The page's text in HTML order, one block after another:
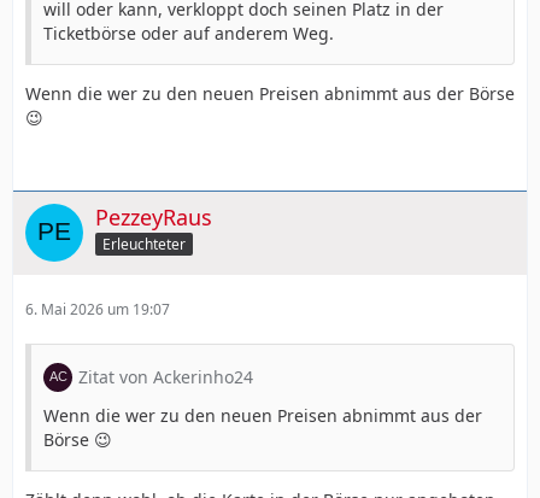
will oder kann, verkloppt doch seinen Platz in der
Ticketbörse oder auf anderem Weg.
Wenn die wer zu den neuen Preisen abnimmt aus der Börse
😉
PezzeyRaus
Erleuchteter
6. Mai 2026 um 19:07
Zitat von Ackerinho24
Wenn die wer zu den neuen Preisen abnimmt aus der
Börse 😉